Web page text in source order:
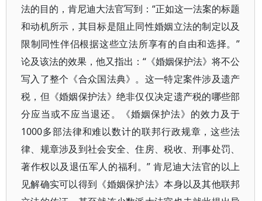
法的目的，肯尼迪大法官写到：“正如这一法案的标题
和动机所示，其目标是阻止同性婚姻立法的制定以及
限制同性伴侣根据这些立法所享有的自由和选择。”
论及该法的效果，他又指出：“《婚姻保护法》将不公
写入了整个《合众国法典》。这一特定案件涉及遗产
税，但《婚姻保护法》绝非仅仅决定遗产税的哪些部
分应当或不应当退还。《婚姻保护法》的效力及于
1000多部法律和难以数计的联邦行政规章，这些法
律、规章涉及到社会安全、住房、税收、刑事处罚、
著作权以及退伍军人的福利。” 肯尼迪大法官的以上
见解确实可以得到《婚姻保护法》本身以及其他联邦